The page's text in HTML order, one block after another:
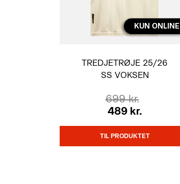
KUN ONLINE
TREDJETRØJE 25/26
SS VOKSEN
699 kr.
489 kr.
TIL PRODUKTET